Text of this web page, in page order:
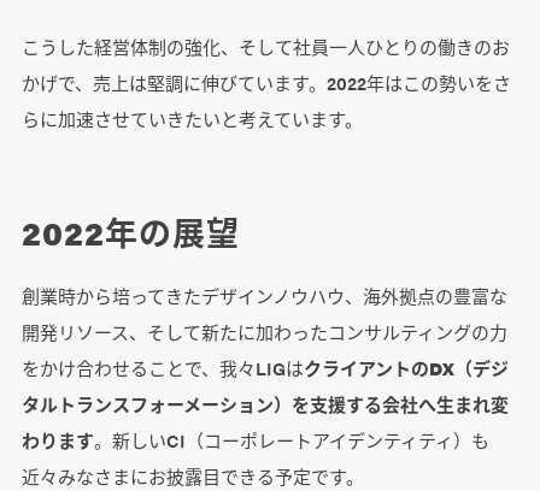
こうした経営体制の強化、そして社員一人ひとりの働きのお
かげで、売上は堅調に伸びています。2022年はこの勢いをさ
らに加速させていきたいと考えています。
2022年の展望
創業時から培ってきたデザインノウハウ、海外拠点の豊富な
開発リソース、そして新たに加わったコンサルティングの力
をかけ合わせることで、我々LIGはクライアントのDX（デジ
タルトランスフォーメーション）を支援する会社へ生まれ変
わります。新しいCI（コーポレートアイデンティティ）も
近々みなさまにお披露目できる予定です。